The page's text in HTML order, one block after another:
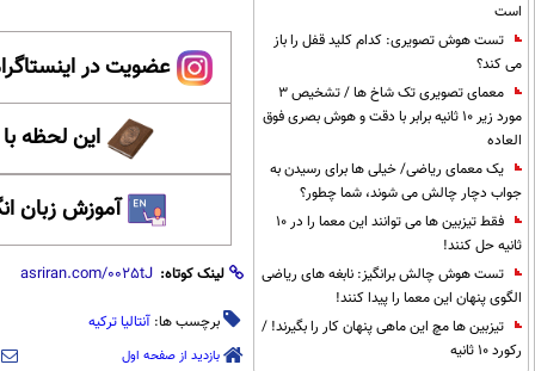
است
تست هوش تصویری: کدام کلید قفل را باز
می کند؟
معمای تصویری تک شاخ ها / تشخیص 3
مورد زیر 10 ثانیه برابر با دقت و هوش بصری فوق
العاده
یک معمای ریاضی/ خیلی ها برای رسیدن به
جواب دچار چالش می شوند، شما چطور؟
فقط تیزبین ها می توانند این معما را در 10
ثانیه حل کنند!
تست هوش چالش برانگیز: نابغه های ریاضی
الگوی پنهان این معما را پیدا کنند!
تیزبین ها مچ این ماهی پنهان کار را بگیرند! /
رکورد 10 ثانیه
عضویت در
این لحظه
آموزش زبان
لینک کوتاه:
برچسب ها: آنتالیا ترکیه
بازدید از صفحه اول